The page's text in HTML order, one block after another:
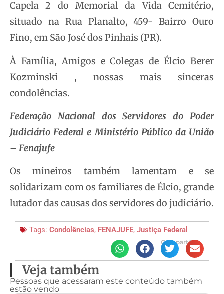
Capela 2 do Memorial da Vida Cemitério,
situado na Rua Planalto, 459- Bairro Ouro
Fino, em São José dos Pinhais (PR).
À Família, Amigos e Colegas de Élcio Berer
Kozminski , nossas mais sinceras
condolências.
Federação Nacional dos Servidores do Poder
Judiciário Federal e Ministério Público da União
– Fenajufe
Os mineiros também lamentam e se
solidarizam com os familiares de Élcio, grande
lutador das causas dos servidores do judiciário.
Tags: Condolências, FENAJUFE, Justiça Federal
Compartilhe
Veja também
Pessoas que acessaram este conteúdo também
estão vendo